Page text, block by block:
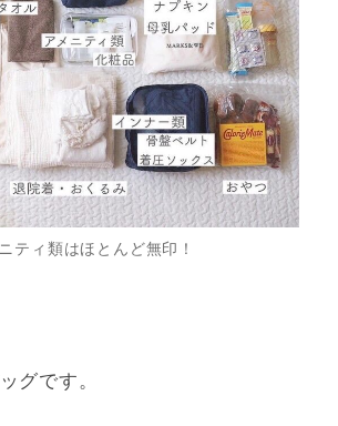
ティ類はほとんど無印！
グです。